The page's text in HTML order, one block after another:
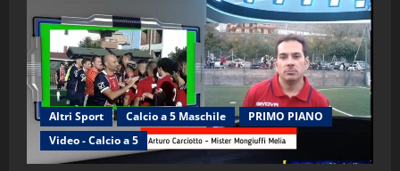
Altri Sport Calcio a 5 Maschile
PRIMO PIANO
Video - Calcio a 5